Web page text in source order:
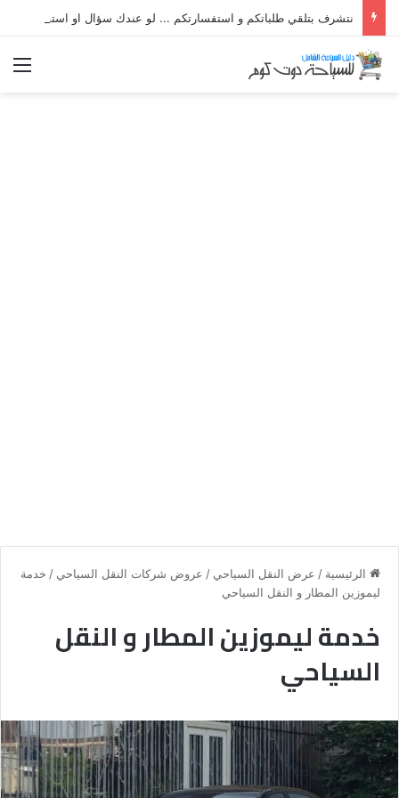
الرئيسية / عرض النقل السياحي / عروض شركات النقل السياحي / خدمة
ليموزين المطار و النقل السياحي
خدمة ليموزين المطار و النقل
السياحي